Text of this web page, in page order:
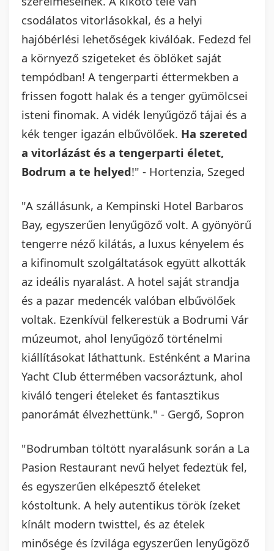
csodálatos vitorlásokkal, és a helyi
hajóbérlési lehetőségek kiválóak. Fedezd fel
a környező szigeteket és öblöket saját
tempódban! A tengerparti éttermekben a
frissen fogott halak és a tenger gyümölcsei
isteni finomak. A vidék lenyűgöző tájai és a
kék tenger igazán elbűvölőek. Ha szereted
a vitorlázást és a tengerparti életet,
Bodrum a te helyed!" - Hortenzia, Szeged
"A szállásunk, a Kempinski Hotel Barbaros
Bay, egyszerűen lenyűgöző volt. A gyönyörű
tengerre néző kilátás, a luxus kényelem és
a kifinomult szolgáltatások együtt alkották
az ideális nyaralást. A hotel saját strandja
és a pazar medencék valóban elbűvölőek
voltak. Ezenkívül felkerestük a Bodrumi Vár
múzeumot, ahol lenyűgöző történelmi
kiállításokat láthattunk. Esténként a Marina
Yacht Club éttermében vacsoráztunk, ahol
kiváló tengeri ételeket és fantasztikus
panorámát élvezhettünk." - Gergő, Sopron
"Bodrumban töltött nyaralásunk során a La
Pasion Restaurant nevű helyet fedeztük fel,
és egyszerűen elképesztő ételeket
kóstoltunk. A hely autentikus török ízeket
kínált modern twisttel, és az ételek
minősége és ízvilága egyszerűen lenyűgöző